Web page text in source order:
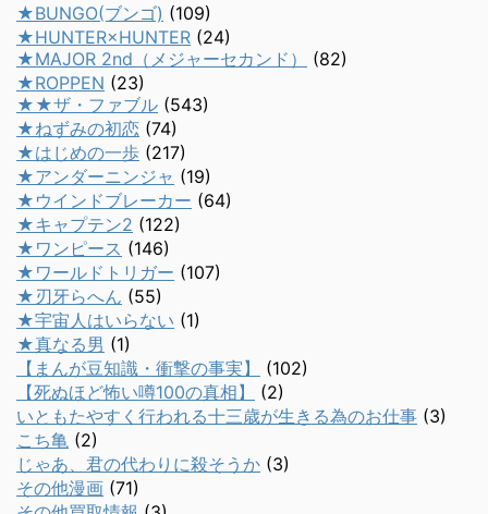
★BUNGO(ブンゴ) (109)
★HUNTER×HUNTER (24)
★MAJOR 2nd（メジャーセカンド）
(82)
★ROPPEN (23)
★★ザ・ファブル (543)
★ねずみの初恋 (74)
★はじめの一歩 (217)
★アンダーニンジャ (19)
★ウインドブレーカー (64)
★キャプテン2 (122)
★ワンピース (146)
★ワールドトリガー (107)
★刃牙らへん (55)
★宇宙人はいらない (1)
★真なる男 (1)
【まんが豆知識・衝撃の事実】
(102)
【死ぬほど怖い噂100の真相】
(2)
いともたやすく行われる十三歳が生きる為のお仕事 (3)
こち亀 (2)
じゃあ、君の代わりに殺そうか (3)
その他漫画 (71)